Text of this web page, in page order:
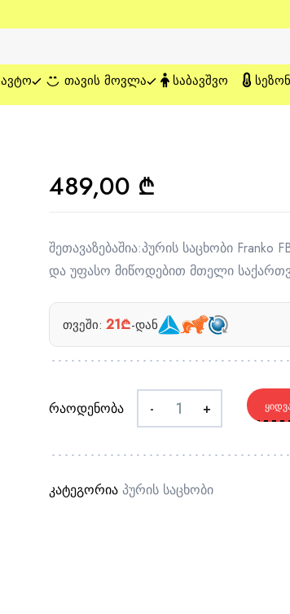
ᲐᲕᲢᲝ ᲗᲐᲕᲘᲡ ᲛᲝᲕᲚᲐ ᲡᲐᲑᲐᲕᲨᲕᲝ
489,00 ₾
შეთავაზებაშია:პურის საცხობი
და უფასო მიწოდებით მთელი
თვეში: 21₾-დან
რაოდენობა - +
კატეგორია Პურის Საცხობი